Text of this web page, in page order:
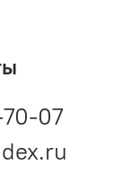
07